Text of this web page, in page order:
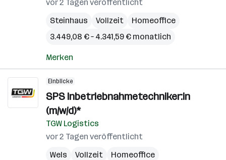
vor 2 Tagen veröffentlicht
Steinhaus
Vollzeit
Homeoffice
3.449,08 € – 4.341,59 € monatlich
Merken
Einblicke
SPS Inbetriebnahmetechniker:in
(m/w/d)*
TGW Logistics
vor 2 Tagen veröffentlicht
Wels
Vollzeit
Homeoffice